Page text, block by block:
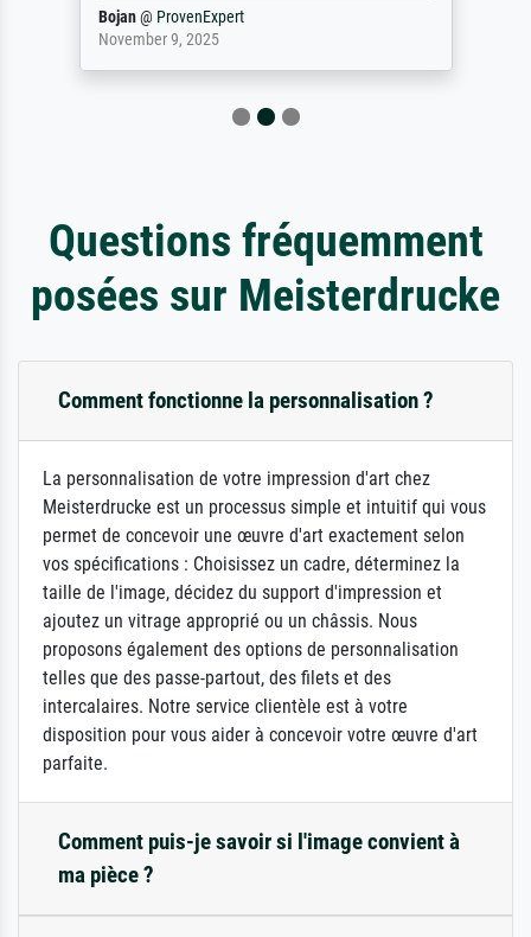
Bojan@ ProvenExpert
November 9, 2025
Questions fréquemment
posées sur Meisterdrucke
Comment fonctionne la personnalisation ?
La personnalisation de votre impression d'art chez
Meisterdrucke est un processus simple et intuitif qui vous
permet de concevoir une œuvre d'art exactement selon
vos spécifications : Choisissez un cadre, déterminez la
taille de l'image, décidez du support d'impression et
ajoutez un vitrage approprié ou un châssis. Nous
proposons également des options de personnalisation
telles que des passe-partout, des filets et des
intercalaires. Notre service clientèle est à votre
disposition pour vous aider à concevoir votre œuvre d'art
parfaite.
Comment puis-je savoir si l'image convient à
ma pièce ?